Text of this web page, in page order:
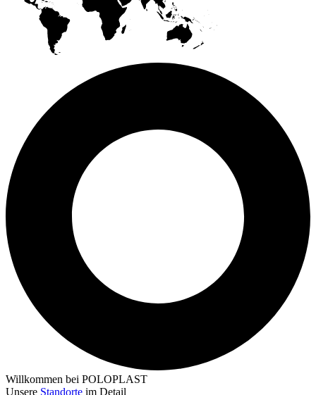
Willkommen bei POLOPLAST
Unsere Standorte im Detail